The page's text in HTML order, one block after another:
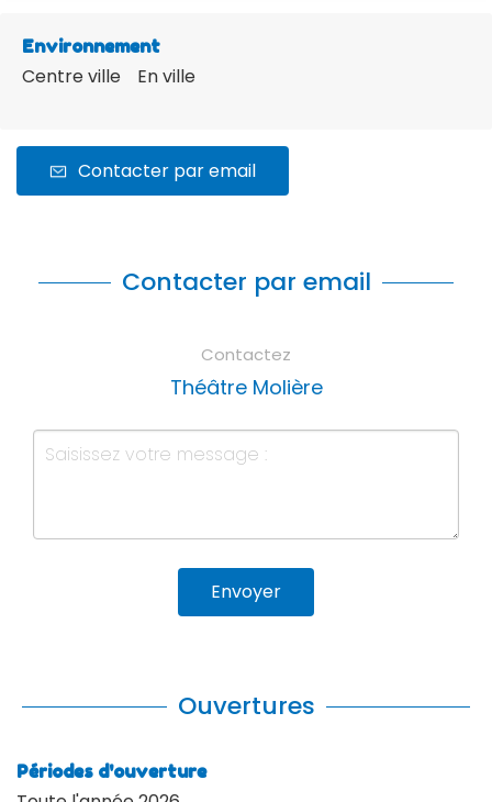
Environnement
Centre ville En ville
Contacter par email
Contacter par email
Contactez
Théâtre Molière
Envoyer
Ouvertures
Périodes d'ouverture